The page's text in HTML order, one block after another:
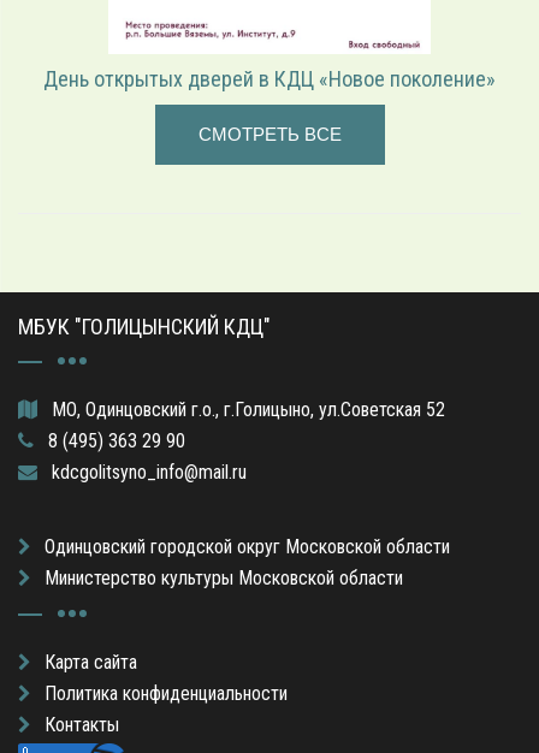
День открытых дверей в КДЦ «Новое поколение»
СМОТРЕТЬ ВСЕ
МБУК "ГОЛИЦЫНСКИЙ КДЦ"
МО, Одинцовский г.о., г.Голицыно, ул.Советская 52
8 (495) 363 29 90
kdcgolitsyno_info@mail.ru
Одинцовский городской округ Московской области
Министерство культуры Московской области
Карта сайта
Политика конфиденциальности
Контакты